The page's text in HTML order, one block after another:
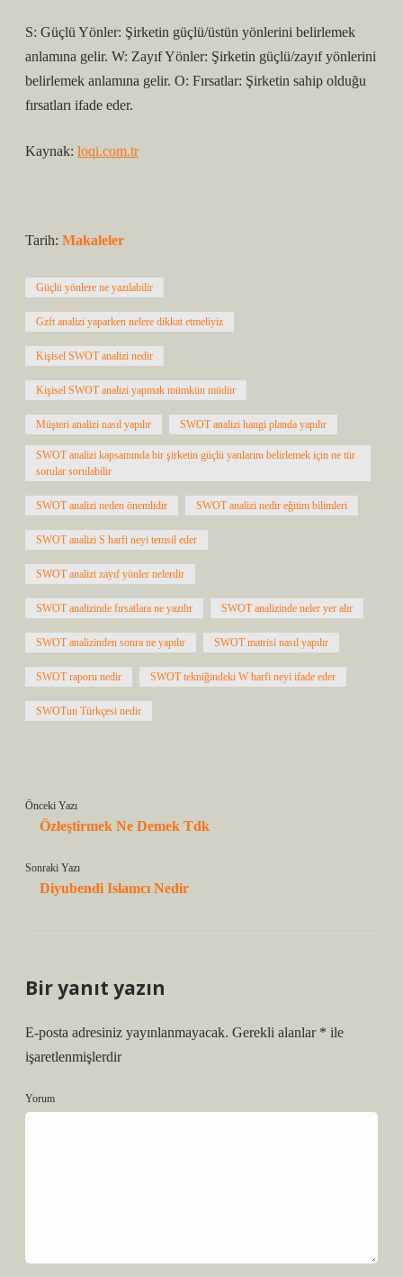
S: Güçlü Yönler: Şirketin güçlü/üstün yönlerini belirlemek
anlamına gelir. W: Zayıf Yönler: Şirketin güçlü/zayıf yönlerini
belirlemek anlamına gelir. O: Fırsatlar: Şirketin sahip olduğu
fırsatları ifade eder.
Kaynak: loqi.com.tr
Tarih: Makaleler
Güçlü yönlere ne yazılabilir
Gzft analizi yaparken nelere dikkat etmeliyiz
Kişisel SWOT analizi nedir
Kişisel SWOT analizi yapmak mümkün müdür
Müşteri analizi nasıl yapılır SWOT analizi hangi planda yapılır
SWOT analizi kapsamında bir şirketin güçlü yanlarını belirlemek için ne tür
sorular sorulabilir
SWOT analizi neden önemlidir SWOT analizi nedir eğitim bilimleri
SWOT analizi S harfi neyi temsil eder
SWOT analizi zayıf yönler nelerdir
SWOT analizinde fırsatlara ne yazılır SWOT analizinde neler yer alır
SWOT analizinden sonra ne yapılır SWOT matrisi nasıl yapılır
SWOT raporu nedir SWOT tekniğindeki W harfi neyi ifade eder
SWOTun Türkçesi nedir
Önceki Yazı
Özleştirmek Ne Demek Tdk
Sonraki Yazı
Diyubendi Islamcı Nedir
Bir yanıt yazın
E-posta adresiniz yayınlanmayacak. Gerekli alanlar * ile
işaretlenmişlerdir
Yorum